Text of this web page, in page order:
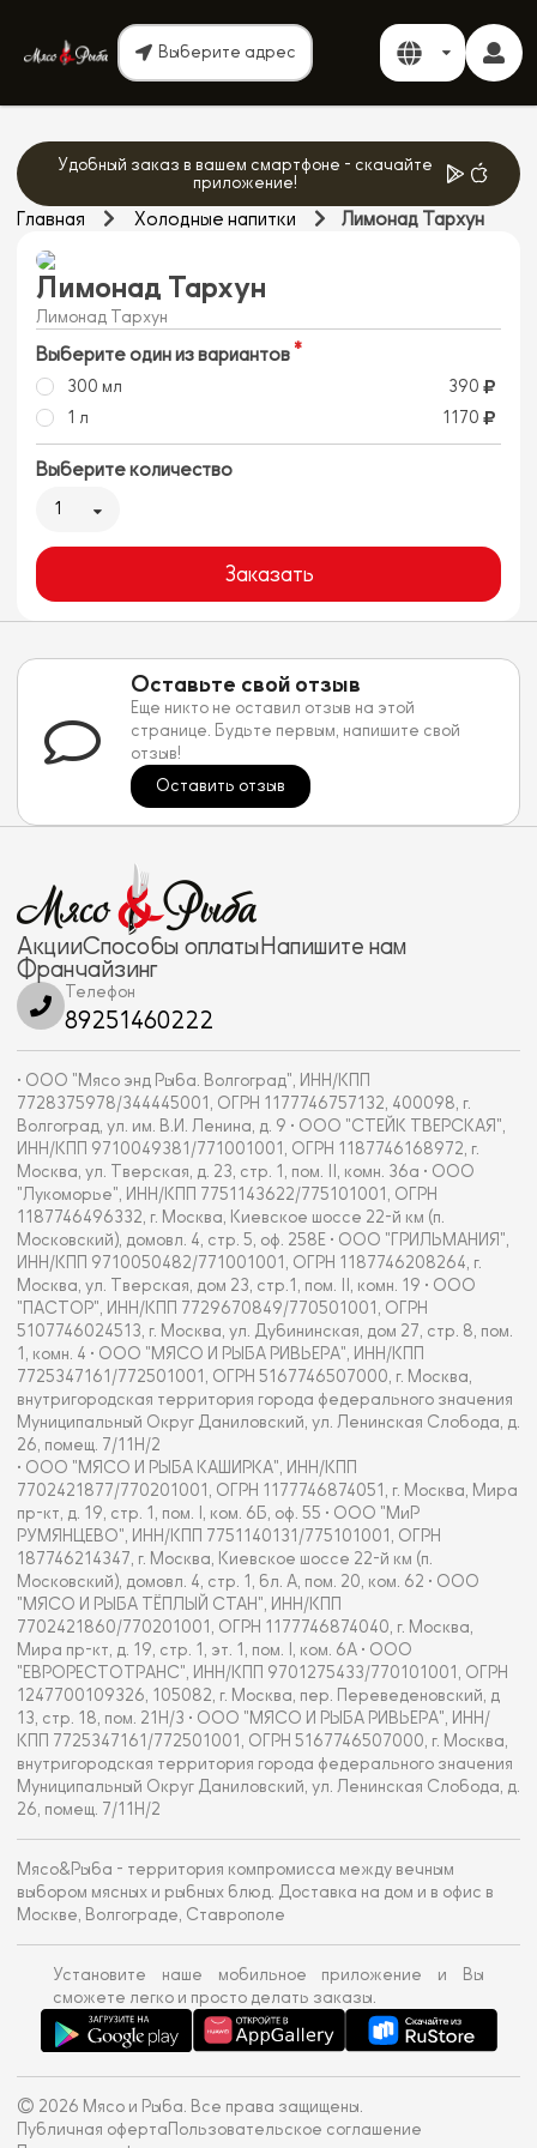
Выберите адрес
Удобный заказ в вашем смартфоне - скачайте
приложение!
Главная Холодные напитки Лимонад Тархун
Лимонад Тархун
Лимонад Тархун
Выберите один из вариантов
300 мл
390
1 л
1170
Выберите количество
1
Заказать
Оставьте свой отзыв
Еще никто не оставил отзыв на этой
странице. Будьте первым, напишите свой
отзыв!
Оставить отзыв
АкцииСпособы оплатыНапишите нам
Франчайзинг
Телефон
89251460222
• ООО "Мясо энд Рыба. Волгоград", ИНН/КПП
7728375978/344445001, ОГРН 1177746757132, 400098, г.
Волгоград, ул. им. В.И. Ленина, д. 9 • ООО "СТЕЙК ТВЕРСКАЯ",
ИНН/КПП 9710049381/771001001, ОГРН 1187746168972, г.
Москва, ул. Тверская, д. 23, стр. 1, пом. II, комн. 36а • ООО
"Лукоморье", ИНН/КПП 7751143622/775101001, ОГРН
1187746496332, г. Москва, Киевское шоссе 22-й км (п.
Московский), домовл. 4, стр. 5, оф. 258Е • ООО "ГРИЛЬМАНИЯ",
ИНН/КПП 9710050482/771001001, ОГРН 1187746208264, г.
Москва, ул. Тверская, дом 23, стр.1, пом. II, комн. 19 • ООО
"ПАСТОР", ИНН/КПП 7729670849/770501001, ОГРН
5107746024513, г. Москва, ул. Дубининская, дом 27, стр. 8, пом.
1, комн. 4 • ООО "МЯСО И РЫБА РИВЬЕРА", ИНН/КПП
7725347161/772501001, ОГРН 5167746507000, г. Москва,
внутригородская территория города федерального значения
Муниципальный Округ Даниловский, ул. Ленинская Слобода, д.
26, помещ. 7/11Н/2
• ООО "МЯСО И РЫБА КАШИРКА", ИНН/КПП
7702421877/770201001, ОГРН 1177746874051, г. Москва, Мира
пр-кт, д. 19, стр. 1, пом. I, ком. 6Б, оф. 55 • ООО "МиР
РУМЯНЦЕВО", ИНН/КПП 7751140131/775101001, ОГРН
187746214347, г. Москва, Киевское шоссе 22-й км (п.
Московский), домовл. 4, стр. 1, бл. А, пом. 20, ком. 62 • ООО
"МЯСО И РЫБА ТЁПЛЫЙ СТАН", ИНН/КПП
7702421860/770201001, ОГРН 1177746874040, г. Москва,
Мира пр-кт, д. 19, стр. 1, эт. 1, пом. I, ком. 6А • ООО
"ЕВРОРЕСТОТРАНС", ИНН/КПП 9701275433/770101001, ОГРН
1247700109326, 105082, г. Москва, пер. Переведеновский, д
13, стр. 18, пом. 21Н/3 • ООО "МЯСО И РЫБА РИВЬЕРА", ИНН/
КПП 7725347161/772501001, ОГРН 5167746507000, г. Москва,
внутригородская территория города федерального значения
Муниципальный Округ Даниловский, ул. Ленинская Слобода, д.
26, помещ. 7/11Н/2
Мясо&Рыба - территория компромисса между вечным
выбором мясных и рыбных блюд. Доставка на дом и в офис в
Москве, Волгограде, Ставрополе
Установите наше мобильное приложение и Вы
сможете легко и просто делать заказы.
© 2026 Мясо и Рыба. Все права защищены.
Публичная оферта Пользовательское соглашение